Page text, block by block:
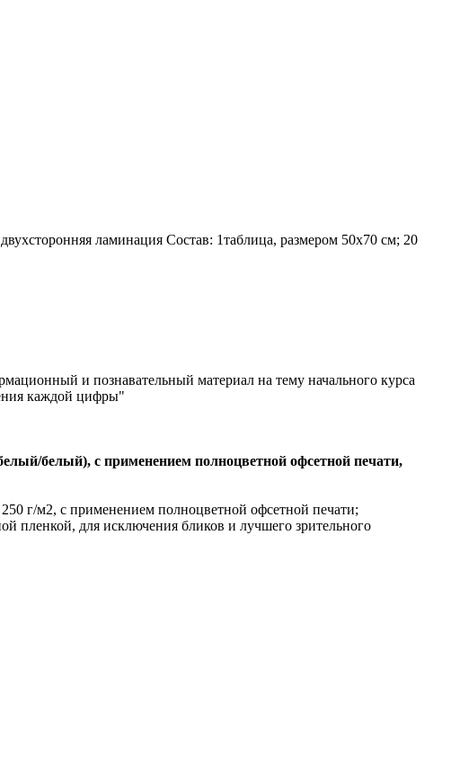
ламинация Состав: 1таблица, размером 50х70 см; 20
и познавательный материал на тему начального курса
каждой цифры"
белый), с применением полноцветной офсетной печати,
г/м2, с применением полноцветной офсетной печати;
для исключения бликов и лучшего зрительного